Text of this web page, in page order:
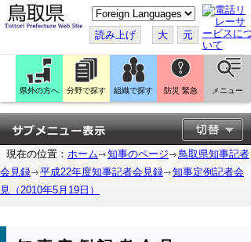
こ
の
ペ
ー
ジ
翻
訳
す
る
読み上げ 大 元
県外の方へ 分野で探す 組織で探す 防災 緊急 メニュー
現在の位置： ホーム 知事のページ
鳥取県知事記者
会見録
平成22年度知事記者会見録
知事定例記者会
見（2010年5月19日）